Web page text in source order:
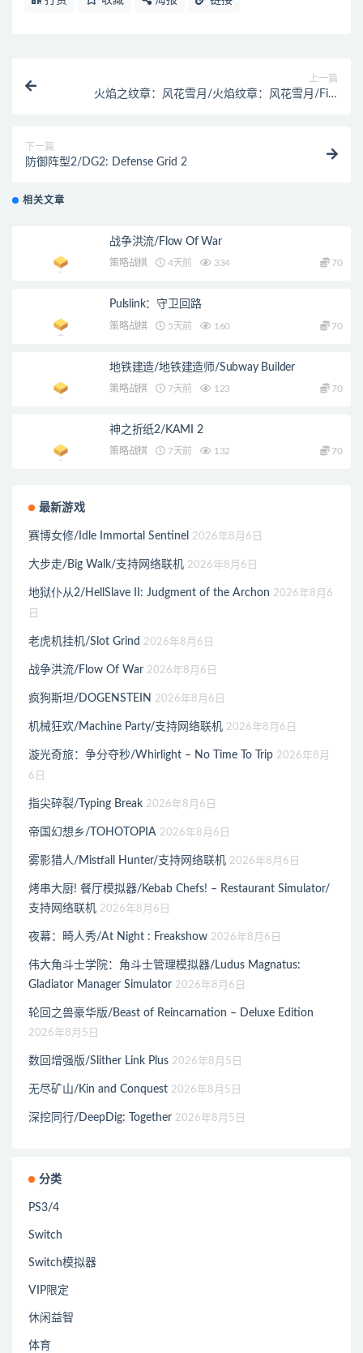
上一篇
火焰之纹章：风花雪月/火焰纹章：风花雪月/Fire
下一篇
防御阵型2/DG2: Defense Grid 2
相关文章
战争洪流/Flow Of War
策略战棋 4天前 334 70
Pulslink：守卫回路
策略战棋 5天前 160 70
地铁建造/地铁建造师/Subway Builder
策略战棋 7天前 123 70
神之折纸2/KAMI 2
策略战棋 7天前 132 70
最新游戏
赛博女修/Idle Immortal Sentinel 2026年8月6日
大步走/Big Walk/支持网络联机 2026年8月6日
地狱仆从2/HellSlave II: Judgment of the Archon 2026年8月6
日
老虎机挂机/Slot Grind 2026年8月6日
战争洪流/Flow Of War 2026年8月6日
疯狗斯坦/DOGENSTEIN 2026年8月6日
机械狂欢/Machine Party/支持网络联机 2026年8月6日
漩光奇旅：争分夺秒/Whirlight – No Time To Trip 2026年8月
6日
指尖碎裂/Typing Break 2026年8月6日
帝国幻想乡/TOHOTOPIA 2026年8月6日
雾影猎人/Mistfall Hunter/支持网络联机 2026年8月6日
烤串大厨! 餐厅模拟器/Kebab Chefs! – Restaurant Simulator/
支持网络联机 2026年8月6日
夜幕：畸人秀/At Night : Freakshow 2026年8月6日
伟大角斗士学院：角斗士管理模拟器/Ludus Magnatus:
Gladiator Manager Simulator 2026年8月6日
轮回之兽豪华版/Beast of Reincarnation – Deluxe Edition
2026年8月5日
数回增强版/Slither Link Plus 2026年8月5日
无尽矿山/Kin and Conquest 2026年8月5日
深挖同行/DeepDig: Together 2026年8月5日
分类
PS3/4
Switch
Switch模拟器
VIP限定
休闲益智
体育